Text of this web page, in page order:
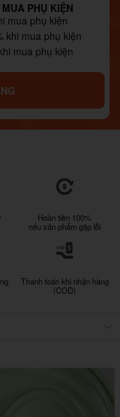
PHỤ KIỆN
mua phụ kiện
khi mua phụ kiện
mua phụ kiện
Hoàn tiền 100%
nếu sản phẩm gặp lỗi
Thanh toán khi nhận hàng
(COD)